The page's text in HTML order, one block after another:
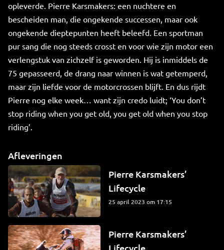
opleverde. Pierre Karsmakers: een nuchtere en
bescheiden man, die ongekende successen, maar ook
ongekende dieptepunten heeft beleefd. Een sportman
pur sang die nog steeds crosst en voor wie zijn motor een
verlengstuk van zichzelf is geworden. Hij is inmiddels de
75 gepasseerd, de drang naar winnen is wat getemperd,
maar zijn liefde voor de motorcrossen blijft. En dus rijdt
Pierre nog elke week… want zijn credo luidt; ‘You don’t
stop riding when you get old, you get old when you stop
riding’.
Afleveringen
Pierre Karsmakers’
Lifecycle
25 april 2023 om 17:15
Pierre Karsmakers’